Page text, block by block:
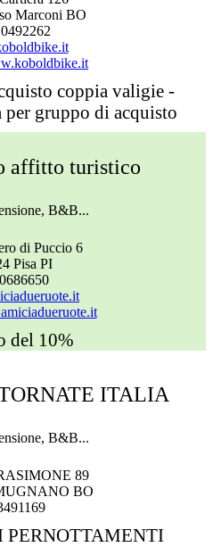
Marconi BO
coppia valigie -
gruppo di acquisto
affitto turistico
B&B...
di Puccio 6
Pisa PI
del 10%
ITALIA
B&B...
89
BO
PERNOTTAMENTI